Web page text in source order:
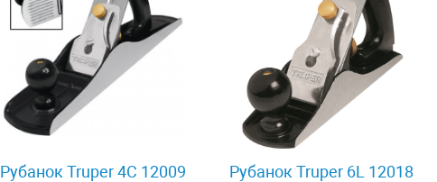
Рубанок Truper 4C 12009 Рубанок Truper 6L 12018